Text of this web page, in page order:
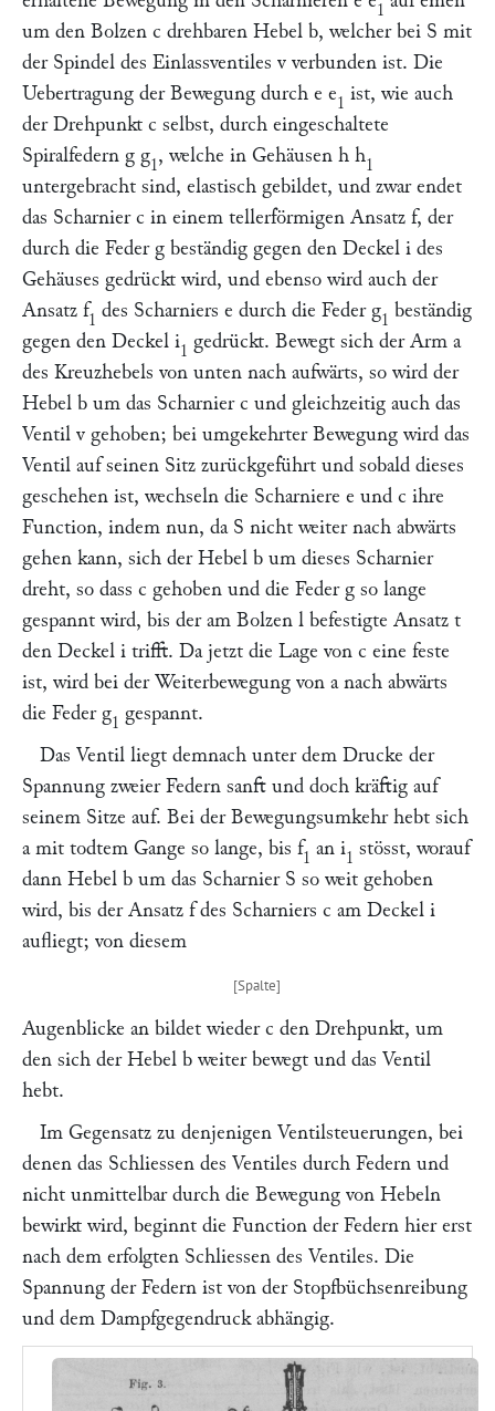
1
um den Bolzen c drehbaren Hebel b, welcher bei S mit
der Spindel des Einlassventiles v verbunden ist. Die
Uebertragung der Bewegung durch e e1 ist, wie auch
der Drehpunkt c selbst, durch eingeschaltete
Spiralfedern g g1 , welche in Gehäusen h h1
untergebracht sind, elastisch gebildet, und zwar endet
das Scharnier c in einem tellerförmigen Ansatz f, der
durch die Feder g beständig gegen den Deckel i des
Gehäuses gedrückt wird, und ebenso wird auch der
Ansatz f1 des Scharniers e durch die Feder g1
beständig
gegen den Deckel i1 gedrückt. Bewegt sich der Arm a
des Kreuzhebels von unten nach aufwärts, so wird der
Hebel b um das Scharnier c und gleichzeitig auch das
Ventil v gehoben; bei umgekehrter Bewegung wird das
Ventil auf seinen Sitz zurückgeführt und sobald dieses
geschehen ist, wechseln die Scharniere e und c ihre
Function, indem nun, da S nicht weiter nach abwärts
gehen kann, sich der Hebel b um dieses Scharnier
dreht, so dass c gehoben und die Feder g so lange
gespannt wird, bis der am Bolzen l befestigte Ansatz t
den Deckel i trifft. Da jetzt die Lage von c eine feste
ist, wird bei der Weiterbewegung von anach abwärts
die Feder g1 gespannt.
Das Ventil liegt demnach unter dem Drucke der
Spannung zweier Federn sanft und doch kräftig auf
seinem Sitze auf. Bei der Bewegungsumkehr hebt sich
amit todtem Gange so lange, bis f1 an i1 stösst, worauf
dann Hebel b um das Scharnier S so weit gehoben
wird, bis der Ansatz fdes Scharniers c am Deckel i
aufliegt; von diesem
Augenblicke an bildet wieder c den Drehpunkt, um
den sich der Hebel b weiter bewegt und das Ventil
hebt.
Im Gegensatz zu denjenigen Ventilsteuerungen, bei
denen das Schliessen des Ventiles durch Federn und
nicht unmittelbar durch die Bewegung von Hebeln
bewirkt wird, beginnt die Function der Federn hier erst
nach dem erfolgten Schliessen des Ventiles. Die
Spannung der Federn ist von der Stopfbüchsenreibung
und dem Dampfgegendruck abhängig.